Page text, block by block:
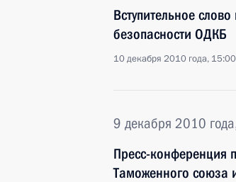
Вступительное
безопасности ОДКБ
10 декабря 2010 года, 15:00
9 декабря 2010
Пресс-конференция
Таможенного союза